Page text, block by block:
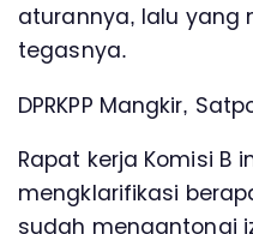
aturannya, lalu yang
tegasnya.
DPRKPP Mangkir,
Rapat kerja Komisi B
mengklarifikasi
sudah mengantongi